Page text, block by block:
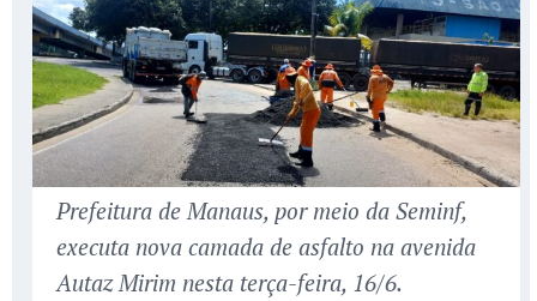
Prefeitura de Manaus, por meio da Seminf,
executa nova camada de asfalto na avenida
Autaz Mirim nesta terça-feira, 16/6.